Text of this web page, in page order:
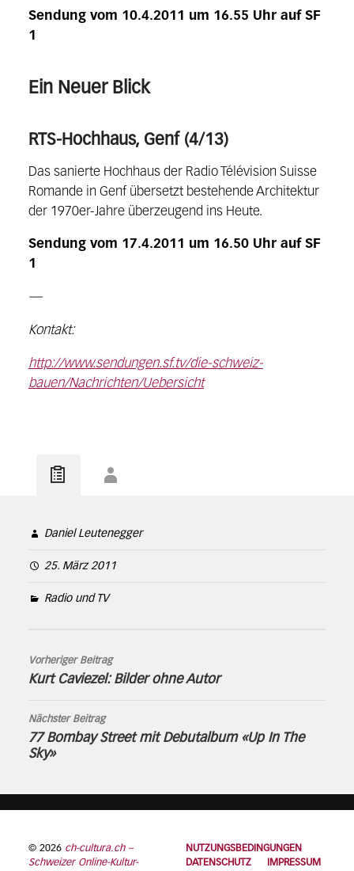
Sendung vom 10.4.2011 um 16.55 Uhr auf SF
1
Ein Neuer Blick
RTS-Hochhaus, Genf (4/13)
Das sanierte Hochhaus der Radio Télévision Suisse
Romande in Genf übersetzt bestehende Architektur
der 1970er-Jahre überzeugend ins Heute.
Sendung vom 17.4.2011 um 16.50 Uhr auf SF
1
—
Kontakt:
http://www.sendungen.sf.tv/die-schweiz-
bauen/Nachrichten/Uebersicht
Daniel Leutenegger
25. März 2011
Radio und TV
Vorheriger Beitrag
Kurt Caviezel: Bilder ohne Autor
Nächster Beitrag
77 Bombay Street mit Debutalbum «Up In The
Sky»
© 2026 ch-cultura.ch –
Schweizer Online-Kultur-
NUTZUNGSBEDINGUNGEN
DATENSCHUTZ
IMPRESSUM